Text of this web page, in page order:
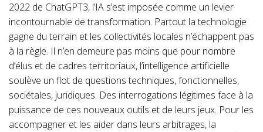
2022 de ChatGPT3, l’IA s’est imposée comme un levier
incontournable de transformation. Partout la technologie
gagne du terrain et les collectivités locales n’échappent pas
à la règle. Il n’en demeure pas moins que pour nombre
d’élus et de cadres territoriaux, l’intelligence artificielle
soulève un flot de questions techniques, fonctionnelles,
sociétales, juridiques. Des interrogations légitimes face à la
puissance de ces nouveaux outils et de leurs jeux. Pour les
accompagner et les aider dans leurs arbitrages, la